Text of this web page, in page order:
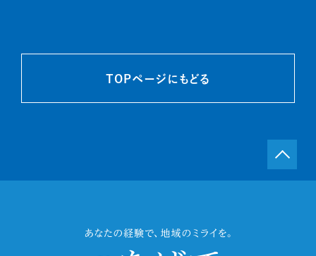
TOPページにもどる